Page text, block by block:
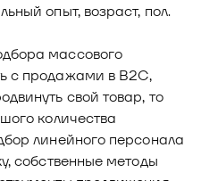
опыт, возраст, пол.
массового
с продажами в B2C,
свой товар, то
количества
линейного персонала
собственные методы